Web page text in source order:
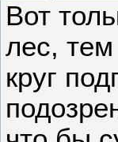
Вот
лес,
круг